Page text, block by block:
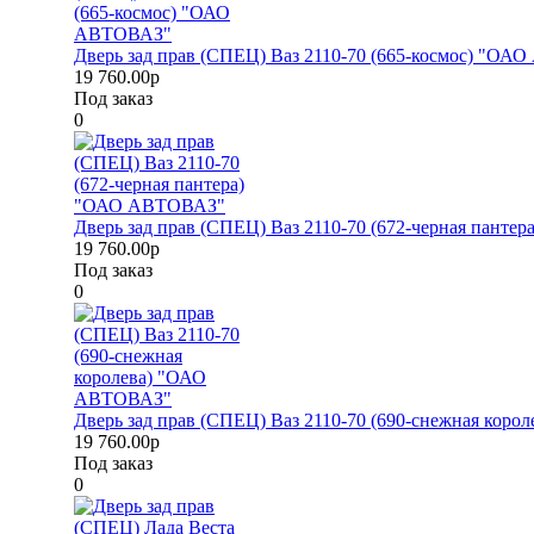
Дверь зад прав (СПЕЦ) Ваз 2110-70 (665-космос)
19 760.00р
Под заказ
0
Дверь зад прав (СПЕЦ) Ваз 2110-70 (672-черная
19 760.00р
Под заказ
0
Дверь зад прав (СПЕЦ) Ваз 2110-70 (690-снежная
19 760.00р
Под заказ
0